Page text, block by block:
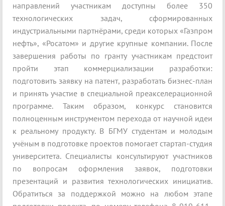
направлений участникам доступны более 350
технологических задач, сформированных
индустриальными партнёрами, среди которых «Газпром
нефть», «Росатом» и другие крупные компании. После
завершения работы по гранту участникам предстоит
пройти этап коммерциализации разработки:
подготовить заявку на патент, разработать бизнес-план
и принять участие в специальной преакселерационной
программе. Таким образом, конкурс становится
полноценным инструментом перехода от научной идеи
к реальному продукту. В БГМУ студентам и молодым
учёным в подготовке проектов помогает стартап-студия
университета. Специалисты консультируют участников
по вопросам оформления заявок, подготовки
презентаций и развития технологических инициатив.
Обратиться за поддержкой можно на любом этапе